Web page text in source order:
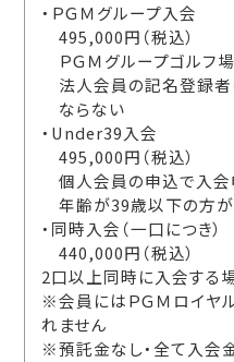
・ＰＧＭグループ入会
495,000円（税込）
ＰＧＭグループゴルフ
法人会員の記名登録
ならない
・Under39入会
495,000円（税込）
個人会員の申込で入会
年齢が39歳以下の方
・同時入会（一口につき）
440,000円（税込）
2口以上同時に入会する
※会員にはＰＧＭロイヤ
れません
※預託金なし・全て入会